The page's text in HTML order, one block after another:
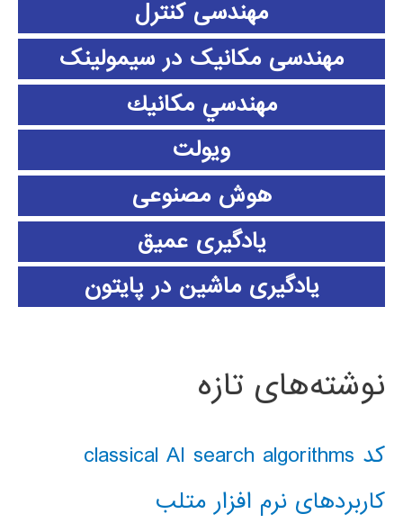
مهندسی کنترل
مهندسی مکانیک در سیمولینک
مهندسي مكانيك
ویولت
هوش مصنوعی
یادگیری عمیق
یادگیری ماشین در پایتون
نوشته‌های تازه
کد classical AI search algorithms
کاربردهای نرم افزار متلب